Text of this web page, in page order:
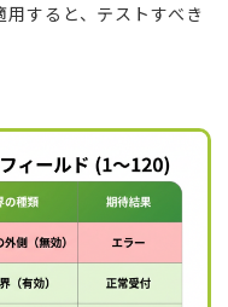
すると、テストすべき